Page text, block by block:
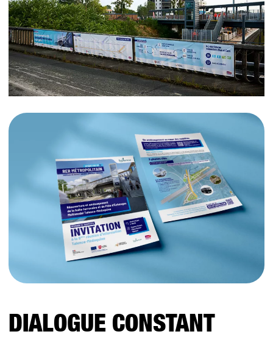
DIALOGUE CONSTANT